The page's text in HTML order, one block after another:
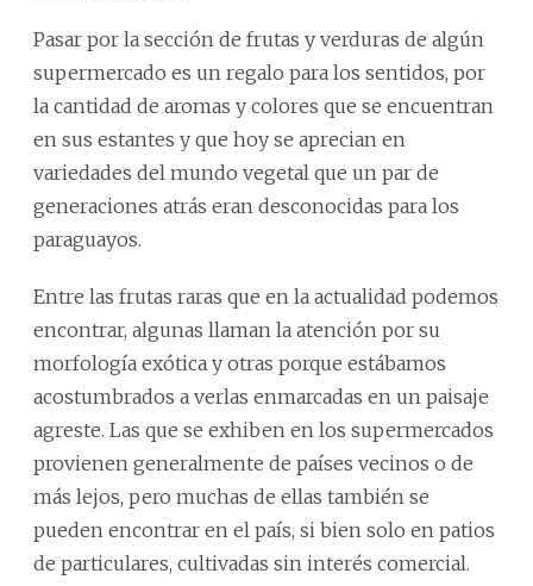
Pasar por la sección de frutas y verduras de algún
supermercado es un regalo para los sentidos, por
la cantidad de aromas y colores que se encuentran
en sus estantes y que hoy se aprecian en
variedades del mundo vegetal que un par de
generaciones atrás eran desconocidas para los
paraguayos.
Entre las frutas raras que en la actualidad podemos
encontrar, algunas llaman la atención por su
morfología exótica y otras porque estábamos
acostumbrados a verlas enmarcadas en un paisaje
agreste. Las que se exhiben en los supermercados
provienen generalmente de países vecinos o de
más lejos, pero muchas de ellas también se
pueden encontrar en el país, si bien solo en patios
de particulares, cultivadas sin interés comercial.